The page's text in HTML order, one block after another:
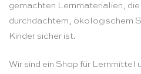
gemachten Lernmaterialien,
durchdachtem, ökologischem
Kinder sicher ist.
Wir sind ein Shop für Lernmittel